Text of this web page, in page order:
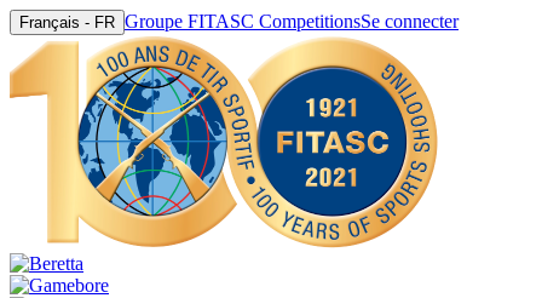
Français - FR Groupe FITASC CompetitionsSe connecter